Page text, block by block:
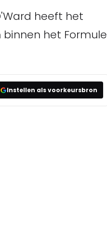
heeft het
het Formule
Instellen als voorkeursbron